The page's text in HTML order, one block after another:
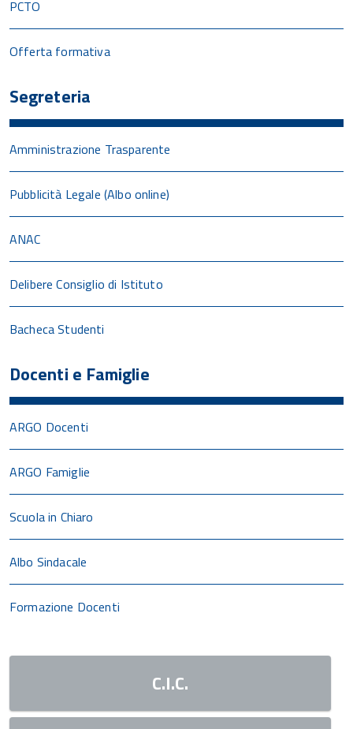
PCTO
Offerta formativa
Segreteria
Amministrazione Trasparente
Pubblicità Legale (Albo online)
ANAC
Delibere Consiglio di Istituto
Bacheca Studenti
Docenti e Famiglie
ARGO Docenti
ARGO Famiglie
Scuola in Chiaro
Albo Sindacale
Formazione Docenti
C.I.C.